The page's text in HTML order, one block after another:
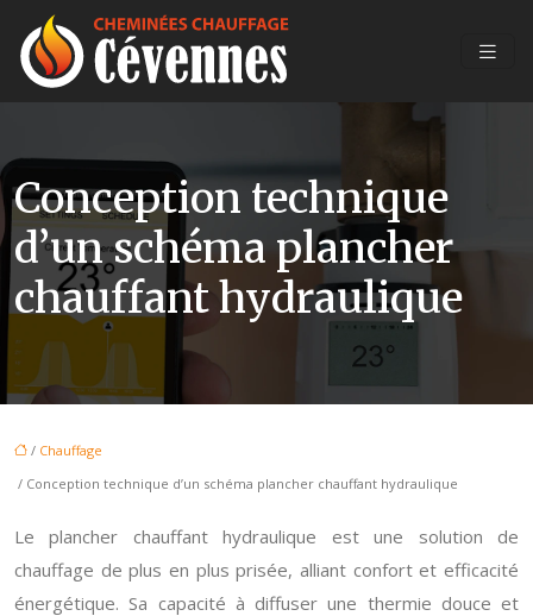
Conception technique
d’un schéma plancher
chauffant hydraulique
/ Chauffage
/ Conception technique d’un schéma plancher chauffant hydraulique
Le plancher chauffant hydraulique est une solution de
chauffage de plus en plus prisée, alliant confort et efficacité
énergétique. Sa capacité à diffuser une thermie douce et